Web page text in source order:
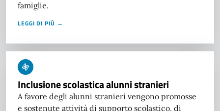
famiglie.
LEGGI DI PIÙ →
Inclusione scolastica alunni stranieri
A favore degli alunni stranieri vengono promosse
e sostenute attività di supporto scolastico, di